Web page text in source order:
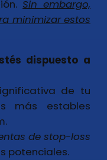
Sin embargo,
minimizar estos
dispuesto a
de tu
más estables
de stop-loss
potenciales.